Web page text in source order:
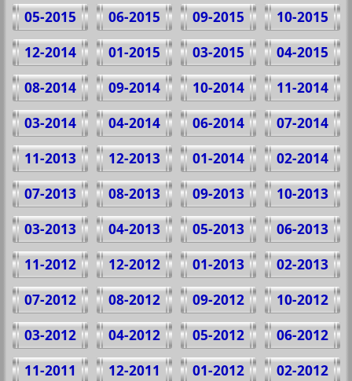
10-2015
09-2015
06-2015
05-2015
04-2015
03-2015
01-2015
12-2014
11-2014
10-2014
09-2014
08-2014
07-2014
06-2014
04-2014
03-2014
02-2014
01-2014
12-2013
11-2013
10-2013
09-2013
08-2013
07-2013
06-2013
05-2013
04-2013
03-2013
02-2013
01-2013
12-2012
11-2012
10-2012
09-2012
08-2012
07-2012
06-2012
05-2012
04-2012
03-2012
02-2012
01-2012
12-2011
11-2011